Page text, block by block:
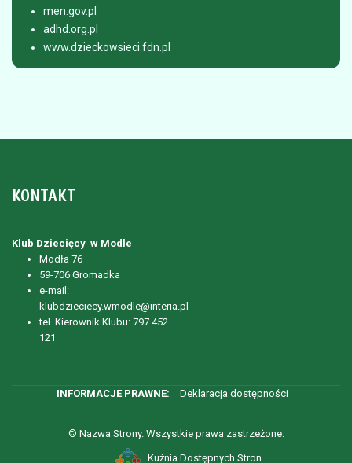
men.gov.pl
adhd.org.pl
www.dzieckowsieci.fdn.pl
KONTAKT
Klub Dziecięcy w Modle
Modła 76
59-706 Gromadka
e-mail:
klubdzieciecy.wmodle@interia.pl
tel. Kierownik Klubu: 797 452
121
Deklaracja dostępności
© Nazwa Strony. Wszystkie prawa zastrzeżone.
Kuźnia Dostępnych Stron